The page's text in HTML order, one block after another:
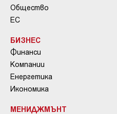
Общество
ЕС
БИЗНЕС
Финанси
Компании
Енергетика
Икономика
МЕНИДЖМЪНТ